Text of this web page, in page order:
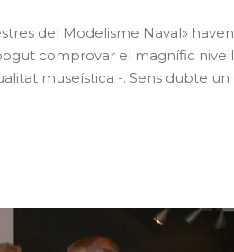
del Modelisme Naval»
comprovar el magnífic
museística -. Sens dubte un